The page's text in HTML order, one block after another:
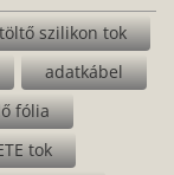
szilikon tok
adatkábel
fólia
tok